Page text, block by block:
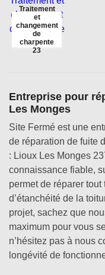
Traitement
et
changement
de
charpente
23
Entreprise pour
Les Monges
Site Fermé est une
de réparation de fuite
: Lioux Les Monges
connaissance fiable,
permet de réparer tout
d’étanchéité de la
projet, sachez que
maximum pour vous
n’hésitez pas à nous
longévité de